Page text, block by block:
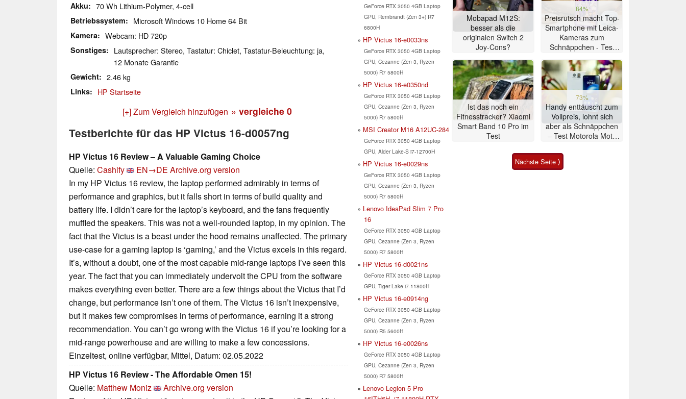
Akku 70 Wh Lithium-Polymer, 4-cell
Betriebssystem Microsoft Windows 10 Home 64 Bit
Kamera Webcam: HD 720p
Sonstiges
Lautsprecher: Stereo, Tastatur: Chiclet, Tastatur-Beleuchtung: ja,
12 Monate Garantie
Gewicht 2.46 kg
Links HP Startseite
[+] Zum Vergleich hinzufügen » vergleiche 0
Testberichte für das HP Victus 16-d0057ng
HP Victus 16 Review – A Valuable Gaming Choice
Quelle: Cashify EN→DE Archive.org version
In my HP Victus 16 review, the laptop performed admirably in terms of
performance and graphics, but it falls short in terms of build quality and
battery life. I didn’t care for the laptop’s keyboard, and the fans frequently
muffled the speakers. This was not a well-rounded laptop, in my opinion. The
fact that the Victus is a beast under the hood remains unaffected. The primary
use-case for a gaming laptop is ‘gaming,’ and the Victus excels in this regard.
It’s, without a doubt, one of the most capable mid-range laptops I’ve seen this
year. The fact that you can immediately undervolt the CPU from the software
makes everything even better. There are a few things about the Victus that I’d
change, but performance isn’t one of them. The Victus 16 isn’t inexpensive,
but it makes few compromises in terms of performance, earning it a strong
recommendation. You can’t go wrong with the Victus 16 if you’re looking for a
mid-range powerhouse and are willing to make a few concessions.
Einzeltest, online verfügbar, Mittel, Datum: 02.05.2022
HP Victus 16 Review - The Affordable Omen 15!
Quelle: Matthew Moniz
Archive.org version
GeForce RTX 3050 4GB Laptop
GPU, Rembrandt (Zen 3+) R7
6800H
HP Victus 16-e0033ns
GeForce RTX 3050 4GB Laptop
GPU, Cezanne (Zen 3, Ryzen
5000) R7 5800H
HP Victus 16-e0350nd
GeForce RTX 3050 4GB Laptop
GPU, Cezanne (Zen 3, Ryzen
5000) R7 5800H
MSI Creator M16 A12UC-284
GeForce RTX 3050 4GB Laptop
GPU, Alder Lake-S i7-12700H
HP Victus 16-e0029ns
GeForce RTX 3050 4GB Laptop
GPU, Cezanne (Zen 3, Ryzen
5000) R7 5800H
Lenovo IdeaPad Slim 7 Pro
16
GeForce RTX 3050 4GB Laptop
GPU, Cezanne (Zen 3, Ryzen
5000) R7 5800H
HP Victus 16-d0021ns
GeForce RTX 3050 4GB Laptop
GPU, Tiger Lake i7-11800H
HP Victus 16-e0914ng
GeForce RTX 3050 4GB Laptop
GPU, Cezanne (Zen 3, Ryzen
5000) R5 5600H
HP Victus 16-e0026ns
GeForce RTX 3050 4GB Laptop
GPU, Cezanne (Zen 3, Ryzen
5000) R7 5800H
Lenovo Legion 5 Pro
Mobapad M12S:
besser als die
originalen Switch 2
Joy-Cons?
84%
Preisrutsch macht Top-
Smartphone mit Leica-
Kameras zum
Schnäppchen - Test
Ist das noch ein
Fitnesstracker? Xiaomi
Smart Band 10 Pro im
Test
73%
Handy enttäuscht zum
Vollpreis, lohnt sich
aber als Schnäppchen
– Test Motorola Moto
Nächste Seite ⟩